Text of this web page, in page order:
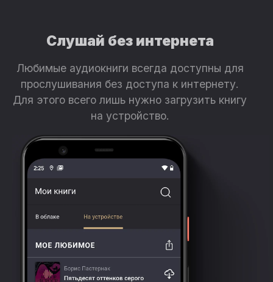
Слушай без интернета
Любимые аудиокниги всегда доступны для
прослушивания без доступа к интернету.
Для этого всего лишь нужно загрузить книгу
на устройство.